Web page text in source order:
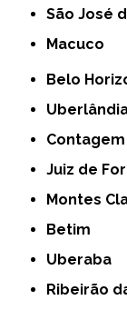
São José
Macuco
Belo
Contagem
Juiz de
Montes
Betim
Uberaba
Ribeirão